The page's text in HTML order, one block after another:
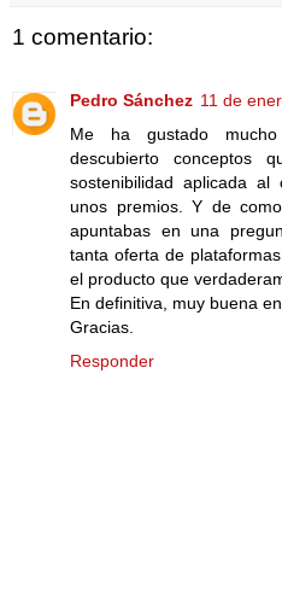
1 comentario:
Pedro Sánchez 11 de
Me ha gustado
descubierto conceptos
sostenibilidad aplicada
unos premios. Y de
apuntabas en una
tanta oferta de
el producto que
En definitiva, muy buena
Gracias.
Responder